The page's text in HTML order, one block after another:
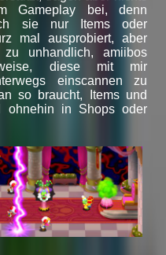
Gameplay bei, denn
sie nur Items oder
mal ausprobiert, aber
unhandlich, amiibos
diese mit mir
einscannen zu
so braucht, Items und
ohnehin in Shops oder